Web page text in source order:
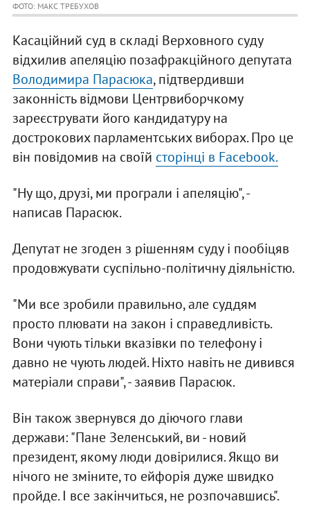
ФОТО: МАКС ТРЕБУХОВ
Касаційний суд в складі Верховного суду
відхилив апеляцію позафракційного депутата
Володимира Парасюка, підтвердивши
законність відмови Центрвиборчкому
зареєструвати його кандидатуру на
дострокових парламентських виборах. Про це
він повідомив на своїй сторінці в Facebook.
"Ну що, друзі, ми програли і апеляцію", -
написав Парасюк.
Депутат не згоден з рішенням суду і пообіцяв
продовжувати суспільно-політичну діяльністю.
"Ми все зробили правильно, але суддям
просто плювати на закон і справедливість.
Вони чують тільки вказівки по телефону і
давно не чують людей. Ніхто навіть не дивився
матеріали справи", - заявив Парасюк.
Він також звернувся до діючого глави
держави: "Пане Зеленський, ви - новий
президент, якому люди довірилися. Якщо ви
нічого не зміните, то ейфорія дуже швидко
пройде. І все закінчиться, не розпочавшись".